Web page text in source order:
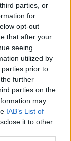
parties, or
for
opt-out
that after your
seeing
utilized by
prior to
further
parties on the
may
IAB’s List of
it to other
igény
is. A